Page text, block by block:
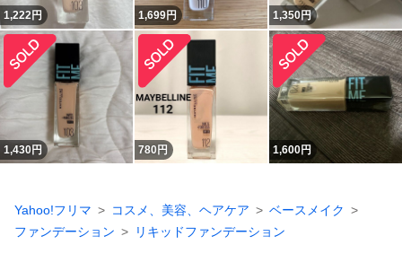
1,222円 1,699円 1,350円
1,430円 780 円 1,600円
Yahoo!フリマ コスメ、美容、ヘアケア
ベースメイク
ファンデーション
リキッドファンデーション